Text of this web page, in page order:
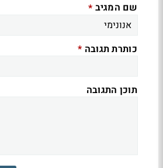
שם המגיב *
כותרת תגובה *
תוכן התגובה